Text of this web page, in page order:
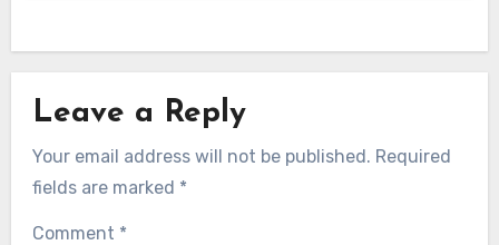
Leave a Reply
Your email address will not be published. Required
fields are marked *
Comment *